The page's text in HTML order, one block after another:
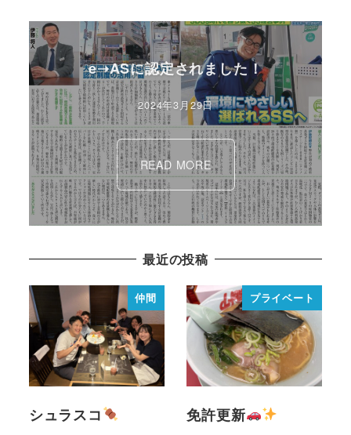
e➝ASに認定されました！
2024年3月29日
READ MORE
最近の投稿
仲間
シュラスコ
プライベート
免許更新